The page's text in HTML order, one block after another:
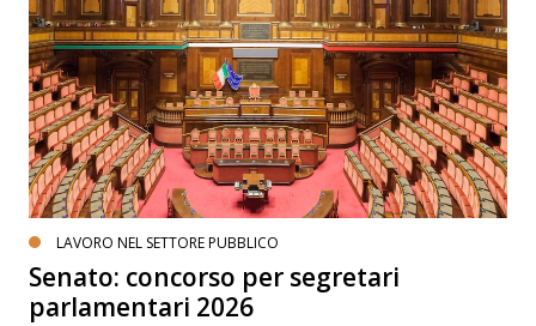
LAVORO NEL SETTORE PUBBLICO
Senato: concorso per segretari
parlamentari 2026